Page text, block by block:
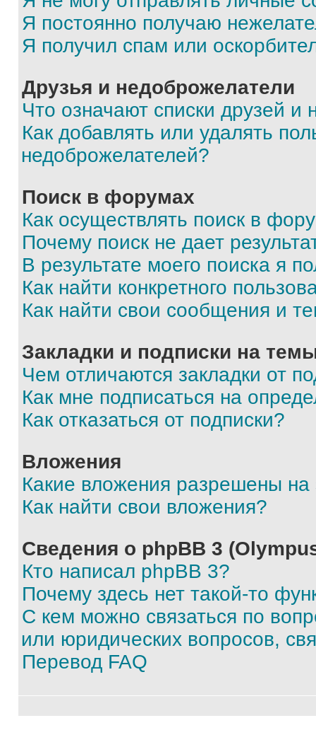
Я постоянно получаю
Я получил спам или
Друзья и недоброжелатели
Что означают списки друзей и
Как добавлять или удалять
недоброжелателей?
Поиск в форумах
Как осуществлять поиск в
Почему поиск не дает
В результате моего поиска я
Как найти конкретного
Как найти свои сообщения и
Закладки и подписки на
Чем отличаются закладки от
Как мне подписаться на
Как отказаться от подписки?
Вложения
Какие вложения разрешены
Как найти свои вложения?
Сведения о phpBB 3
Кто написал phpBB 3?
Почему здесь нет такой-то
С кем можно связаться по
или юридических вопросов,
Перевод FAQ